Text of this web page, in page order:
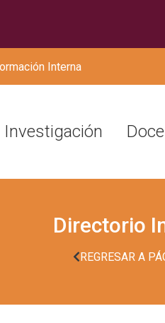
Interna
Investigación
Directorio
REGRESAR A